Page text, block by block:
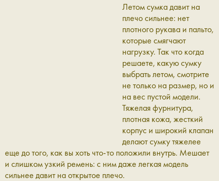
Летом сумка давит на
плечо сильнее: нет
плотного рукава и пальто,
которые смягчают
нагрузку. Так что когда
решаете, какую сумку
выбрать летом, смотрите
не только на размер, но и
на вес пустой модели.
Тяжелая фурнитура,
плотная кожа, жесткий
корпус и широкий клапан
делают сумку тяжелее
еще до того, как вы хоть что-то положили внутрь. Мешает
и слишком узкий ремень: с ним даже легкая модель
сильнее давит на открытое плечо.